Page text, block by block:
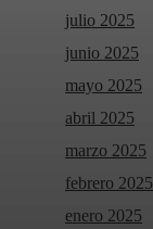
julio 2025
junio 2025
mayo 2025
abril 2025
marzo 2025
febrero 2025
enero 2025